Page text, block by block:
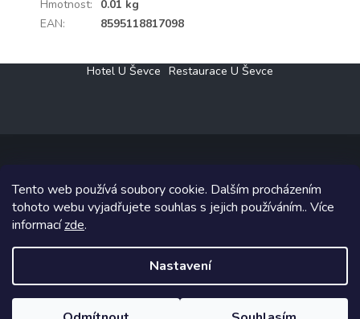
Tento web používá soubory cookie. Dalším procházením
tohoto webu vyjadřujete souhlas s jejich používáním.. Více
informacízde.
Nastavení
Hmotnost:
0.01 kg
EAN: 8595118817098
Hotel U Ševce Restaurace U Ševce
Copyright 2026Elektro Klesný s.r.o.. Všechna práva vyhrazena.
Grafický návrh vytvořil a na Shoptet implementoval
Shoptetak.cz.
Vytvořil Shoptet